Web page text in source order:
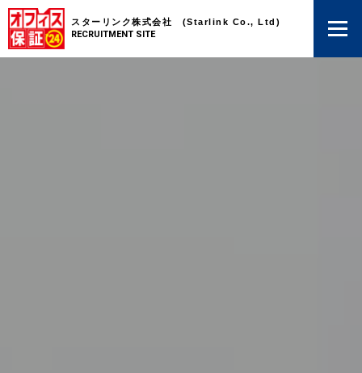
スターリンク株式会社 (Starlink Co., Ltd)
RECRUITMENT SITE